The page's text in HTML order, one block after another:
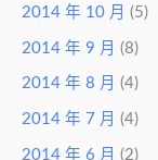
2014 年 10 月 (5)
2014 年 9 月 (8)
2014 年 8 月 (4)
2014 年 7 月 (4)
2014 年 6 月 (2)